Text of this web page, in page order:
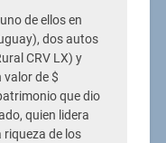
de ellos en
dos autos
CRV LX) y
valor de $
que dio
quien lidera
riqueza de los